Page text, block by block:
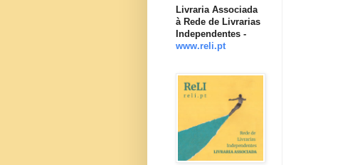
Livraria Associada
à Rede de Livrarias
Independentes -
www.reli.pt